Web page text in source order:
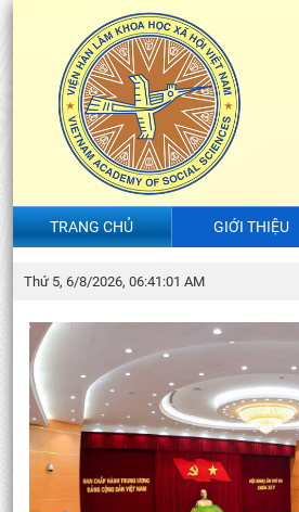
TRANG CHỦ GIỚI THIỆU
Thứ 5, 6/8/2026, 06:41:01 AM